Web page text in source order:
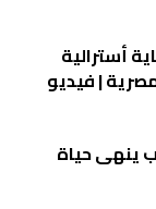
أسترالية
| فيديو
ينهى حياة